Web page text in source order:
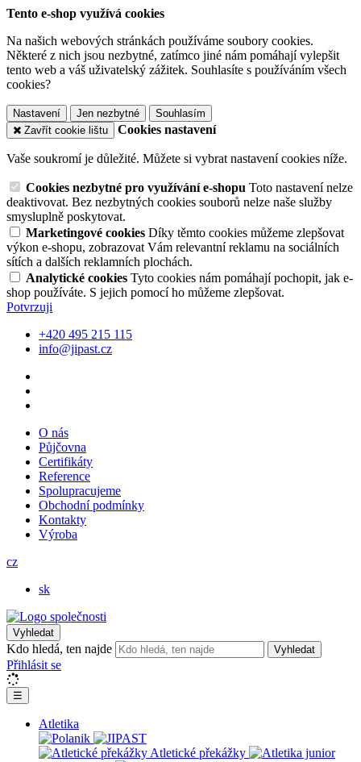
Tento e-shop využívá cookies
Na našich webových stránkách používáme soubory cookies.
Některé z nich jsou nezbytné, zatímco jiné nám pomáhají vylepšit
tento web a váš uživatelský zážitek. Souhlasíte s používáním všech
cookies?
Nastavení Jen nezbytné
Souhlasím
Zavřít cookie lištu
Cookies nastavení
Vaše soukromí je důležité. Můžete si vybrat nastavení cookies níže.
Cookies nezbytné pro využívání e-shopu Toto nastavení nelze
deaktivovat. Bez nezbytných cookies souborů nelze naše služby
smysluplně poskytovat.
Marketingové cookies Díky těmto cookies můžeme zlepšovat
výkon e-shopu, zobrazovat Vám relevantní reklamu na sociálních
sítích a dalších reklamních plochách.
Analytické cookies Tyto cookies nám pomáhají pochopit, jak e-
shop používáte. S jejich pomocí ho můžeme zlepšovat.
Potvrzuji
+420 495 215 115
info@jipast.cz
O nás
Půjčovna
Certifikáty
Reference
Spolupracujeme
Obchodní podmínky
Kontakty
Výroba
cz
sk
Vyhledat
Kdo hledá, ten najde Vyhledat
Přihlásit se
☰
Atletika
Atletické překážky